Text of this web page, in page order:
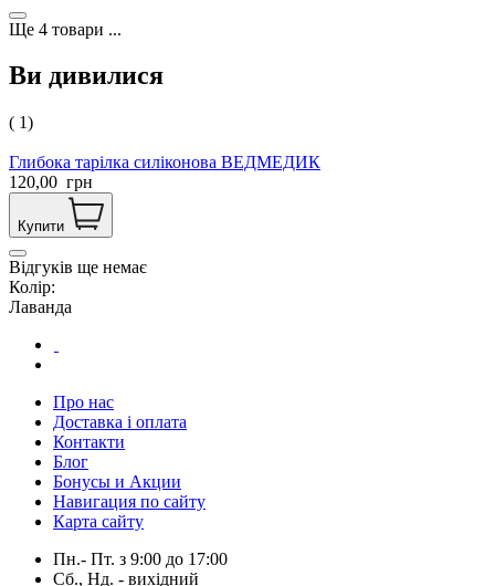
Ще 4 товари ...
Ви дивилися
( 1)
Глибока тарілка силіконова ВЕДМЕДИК
120,00 грн
Купити
Відгуків ще немає
Колір:
Лаванда
Про нас
Доставка і оплата
Контакти
Блог
Бонусы и Акции
Навигация по сайту
Карта сайту
Пн.- Пт. з 9:00 до 17:00
Сб., Нд. - вихідний